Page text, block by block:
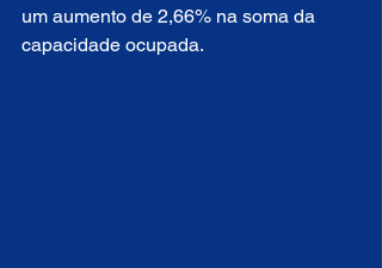
um aumento de 2,66% na soma da
capacidade ocupada.